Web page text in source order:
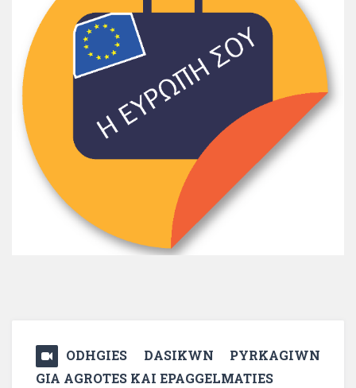
ODHGIES DASIKWN PYRKAGIWN
GIA AGROTES KAI EPAGGELMATIES